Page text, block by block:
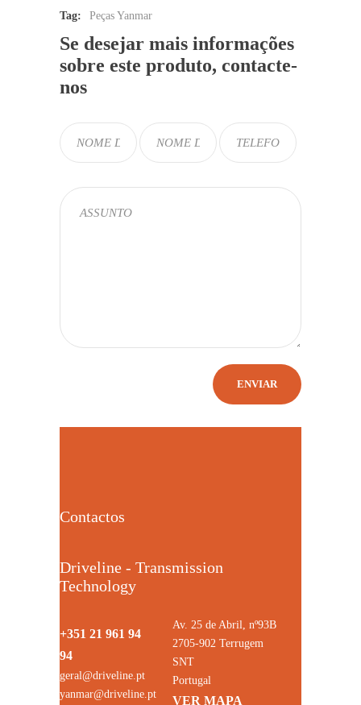
Tag: Peças Yanmar
Se desejar mais informações
sobre este produto, contacte-
nos
Contactos
Driveline - Transmission
Technology
+351 21 961 94
94
geral@driveline.pt
yanmar@driveline.pt
Av. 25 de Abril, nº93B
2705-902 Terrugem
SNT
Portugal
VER MAPA